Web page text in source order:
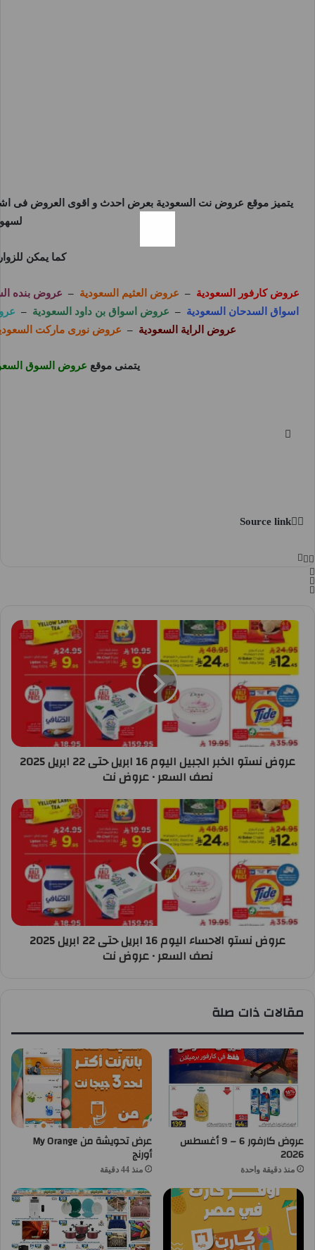
يتميز موقع عروض نت السعودية بعرض احدث و اقوى العروض فى
كما يمكن
عروض كارفور السعودية – عروض العثيم السعودية – عروض بنده
اسواق السدحان السعودية
– عروض اسواق بن داود السعودية –
عروض الراية السعودية – عروض نورى ماركت
يتمنى موقع عروض السوق
Source link
عروض نستو الخبر الجبيل اليوم 16 ابريل حتى 22 ابريل 2025
نصف السعر • عروض نت
عروض نستو الاحساء اليوم 16 ابريل حتى 22 ابريل 2025
نصف السعر • عروض نت
مقالات ذات صلة
عروض كارفور 6 – 9 أغسطس
2026
منذ دقيقة واحدة
عرض تحويشة من My Orange
أورنج
منذ 44 دقيقة